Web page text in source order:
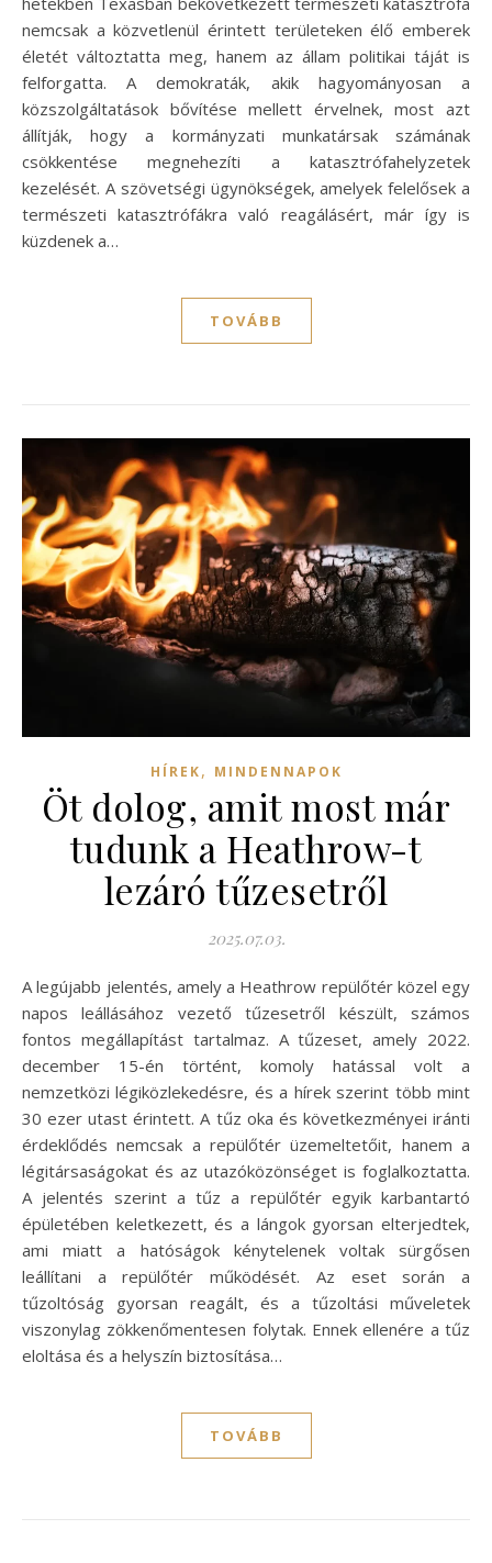
nemcsak a közvetlenül érintett területeken élő emberek
életét változtatta meg, hanem az állam politikai táját is
felforgatta. A demokraták, akik hagyományosan a
közszolgáltatások bővítése mellett érvelnek, most azt
állítják, hogy a kormányzati munkatársak számának
csökkentése megnehezíti a katasztrófahelyzetek
kezelését. A szövetségi ügynökségek, amelyek felelősek a
természeti katasztrófákra való reagálásért, már így is
küzdenek a…
TOVÁBB
HÍREK, MINDENNAPOK
Öt dolog, amit most már
tudunk a Heathrow-t
lezáró tűzesetről
2025.07.03.
A legújabb jelentés, amely a Heathrow repülőtér közel egy
napos leállásához vezető tűzesetről készült, számos
fontos megállapítást tartalmaz. A tűzeset, amely 2022.
december 15-én történt, komoly hatással volt a
nemzetközi légiközlekedésre, és a hírek szerint több mint
30 ezer utast érintett. A tűz oka és következményei iránti
érdeklődés nemcsak a repülőtér üzemeltetőit, hanem a
légitársaságokat és az utazóközönséget is foglalkoztatta.
A jelentés szerint a tűz a repülőtér egyik karbantartó
épületében keletkezett, és a lángok gyorsan elterjedtek,
ami miatt a hatóságok kénytelenek voltak sürgősen
leállítani a repülőtér működését. Az eset során a
tűzoltóság gyorsan reagált, és a tűzoltási műveletek
viszonylag zökkenőmentesen folytak. Ennek ellenére a tűz
eloltása és a helyszín biztosítása…
TOVÁBB